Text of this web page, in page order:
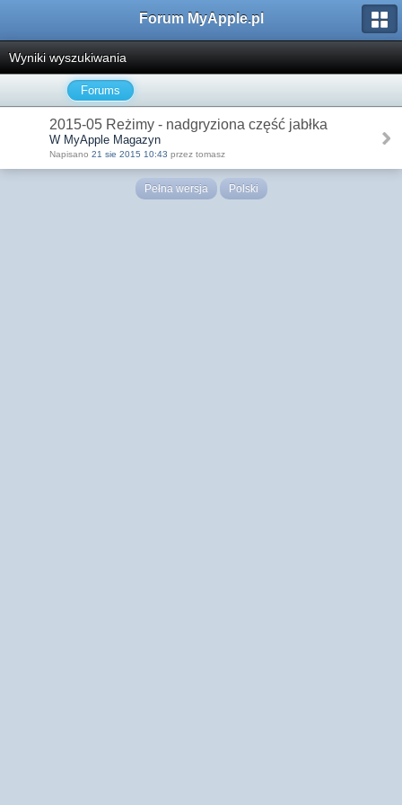
Forum MyApple.pl
Wyniki wyszukiwania
Forums
2015-05 Reżimy - nadgryziona część jabłka
W MyApple Magazyn
Napisano 21 sie 2015 10:43 przez tomasz
Pełna wersja Polski